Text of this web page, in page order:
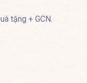
tặng + GCN.